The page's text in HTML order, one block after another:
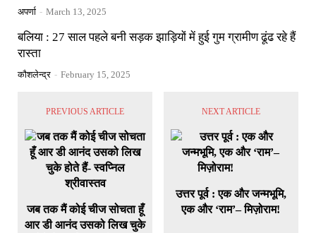
अपर्णा - March 13, 2025
बलिया : 27 साल पहले बनी सड़क झाड़ियों में हुई गुम ग्रामीण ढूंढ रहे हैं
रास्ता
कौशलेन्द्र - February 15, 2025
PREVIOUS ARTICLE
जब तक मैं कोई चीज सोचता हूँ
आर डी आनंद उसको लिख चुके
NEXT ARTICLE
उत्तर पूर्व : एक और जन्मभूमि,
एक और ‘राम’– मिज़ोराम!